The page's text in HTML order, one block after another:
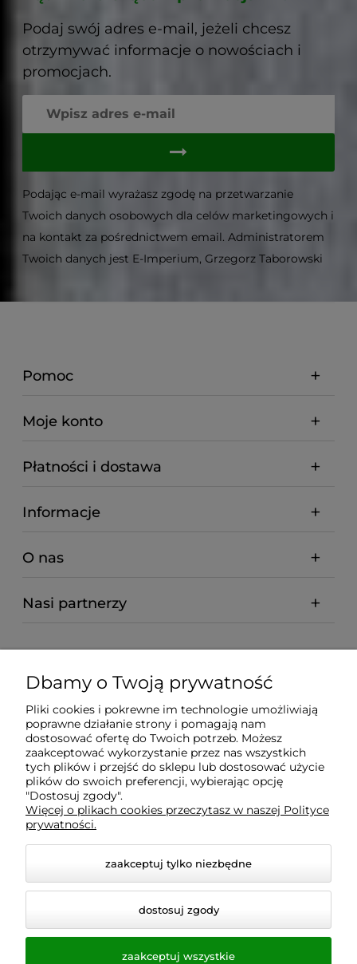
Podaj swój adres e-mail, jeżeli chcesz
otrzymywać informacje o nowościach i
promocjach.
Podając e-mail wyrażasz zgodę na przetwarzanie
Twoich danych osobowych dla celów marketingowych i
na kontakt za pośrednictwem email. Administratorem
Twoich danych jest E-Imperium, Grzegorz Taborowski
Pomoc
Moje konto
Płatności i dostawa
Informacje
O nas
Nasi partnerzy
© 2026 homeandgarden24.pl. Wszelkie prawa
zastrzeżone.
Styl graficzny i aplikacje ShopGadget.pl
Sklep
internetowy Shoper.pl
Dbamy o Twoją prywatność
Pliki cookies i pokrewne im technologie umożliwiają
poprawne działanie strony i pomagają nam
dostosować ofertę do Twoich potrzeb. Możesz
zaakceptować wykorzystanie przez nas wszystkich
tych plików i przejść do sklepu lub dostosować użycie
plików do swoich preferencji, wybierając opcję
"Dostosuj zgody".
Więcej o plikach cookies przeczytasz w naszej Polityce
prywatności.
zaakceptuj tylko niezbędne
dostosuj zgody
zaakceptuj wszystkie